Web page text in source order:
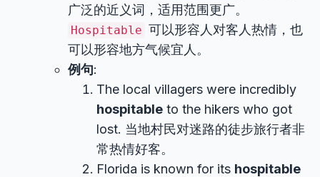
广泛的近义词，适用范围更广。
Hospitable 可以形容人对客人热情，也
可以形容地方气候宜人。
例句:
The local villagers were incredibly
hospitable to the hikers who got
lost. 当地村民对迷路的徒步旅行者非
常热情好客。
Florida is known for its hospitable